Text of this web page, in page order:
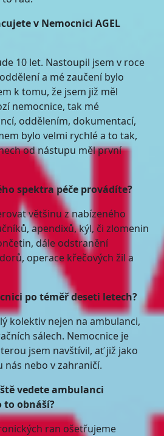
v Nemocnici AGEL
10 let. Nastoupil jsem v roce
a mé zaučení bylo
k tomu, že jsem již měl
nemocnice, tak mé
oddělením, dokumentací,
bylo velmi rychlé a to tak,
od nástupu měl první
spektra péče provádíte?
většinu z nabízeného
apendixů, kýl, či zlomenin
dále odstranění
operace křečových žil a
po téměř deseti letech?
kolektiv nejen na ambulanci,
sálech. Nemocnice je
jsem navštívil, ať již jako
nás nebo v zahraničí.
vedete ambulanci
to obnáší?
ran ošetřujeme